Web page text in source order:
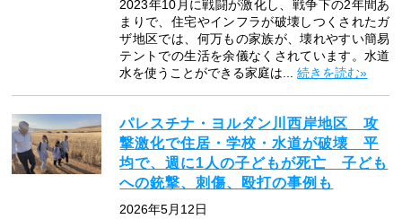
2023年10月に戦闘が激化し、戦争下の2年間あ
まりで、住宅やインフラが破壊しつくされたガ
ザ地区では、何万もの家族が、壊れやすい簡易
テントでの生活を余儀なくされています。水道
水を使うことができる家庭は...続きを読む»
パレスチナ・ヨルダン川西岸地区 攻
撃激化で住居・学校・水道が破壊 平
均で、週に1人の子どもが死亡 子ども
への銃撃、刺傷、殴打の事例も
2026年5月12日